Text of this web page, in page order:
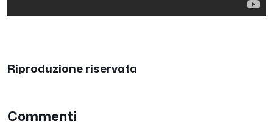
Riproduzione riservata
Commenti